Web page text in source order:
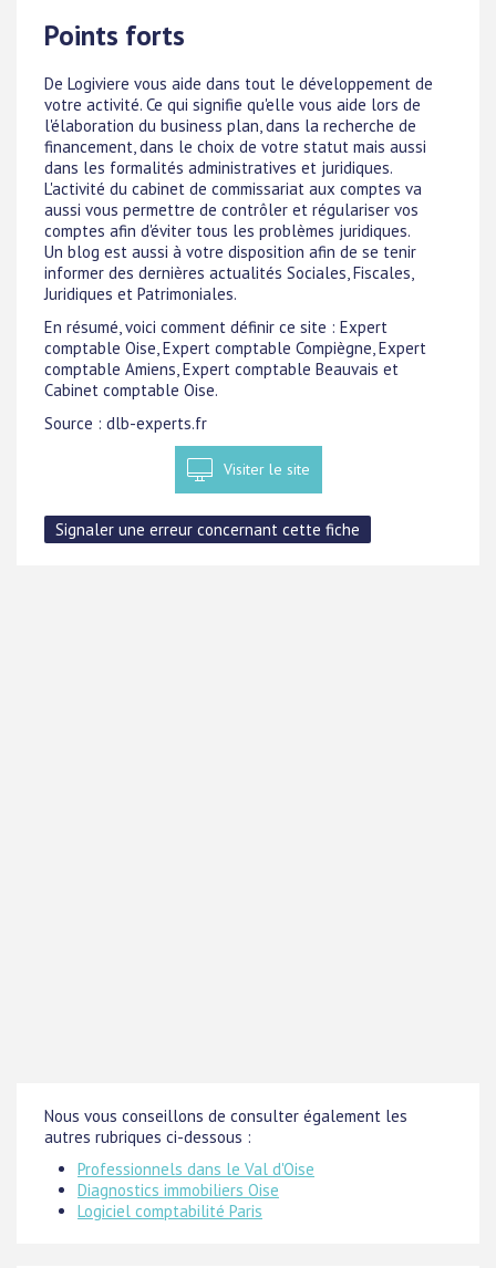
Points forts
De Logiviere vous aide dans tout le développement de
votre activité. Ce qui signifie qu'elle vous aide lors de
l'élaboration du business plan, dans la recherche de
financement, dans le choix de votre statut mais aussi
dans les formalités administratives et juridiques.
L'activité du cabinet de commissariat aux comptes va
aussi vous permettre de contrôler et régulariser vos
comptes afin d'éviter tous les problèmes juridiques.
Un blog est aussi à votre disposition afin de se tenir
informer des dernières actualités Sociales, Fiscales,
Juridiques et Patrimoniales.
En résumé, voici comment définir ce site : Expert
comptable Oise, Expert comptable Compiègne, Expert
comptable Amiens, Expert comptable Beauvais et
Cabinet comptable Oise.
Source : dlb-experts.fr
Visiter le site
Nous vous conseillons de consulter également les
autres rubriques ci-dessous :
Professionnels dans le Val d'Oise
Diagnostics immobiliers Oise
Logiciel comptabilité Paris